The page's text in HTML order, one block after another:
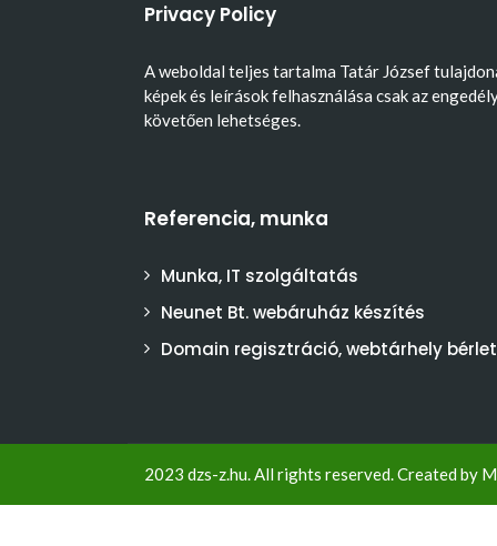
Privacy Policy
A weboldal teljes tartalma Tatár József
képek és leírások felhasználása csak az
követően lehetséges.
Referencia, munka
Munka, IT szolgáltatás
Neunet Bt. webáruház készítés
Domain regisztráció, webtárhely bérlet
2023 dzs-z.hu. All rights reserved. Created by